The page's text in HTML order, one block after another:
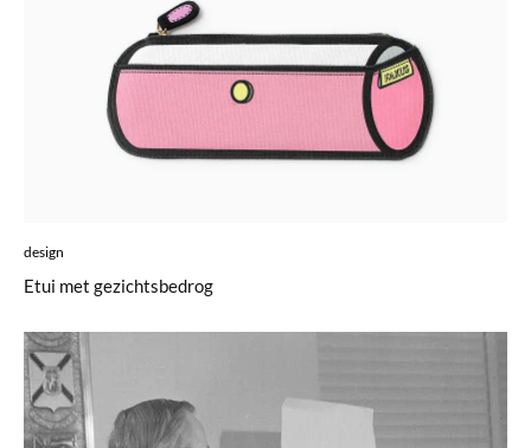
design
Etui met gezichtsbedrog